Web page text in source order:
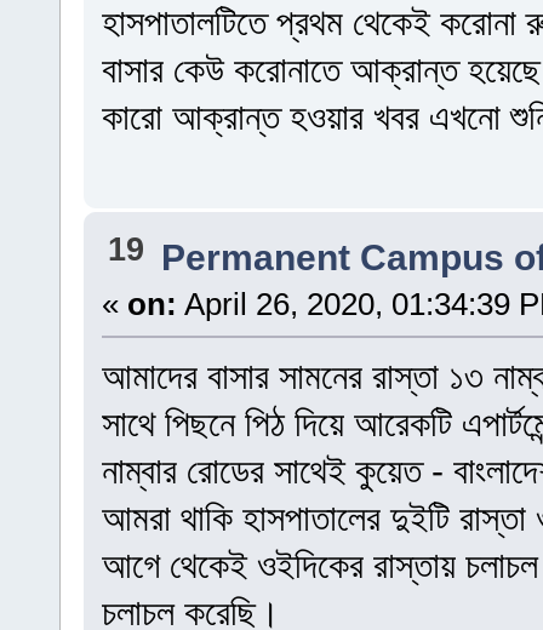
হাসপাতালটিতে প্রথম থেকেই
বাসার কেউ করোনাতে আক্রান্ত
কারো আক্রান্ত হওয়ার খবর এখনো
19 Permanent Campus
« on: April 26, 2020, 01:34:39
আমাদের বাসার সামনের রাস্তা ১৩
সাথে পিছনে পিঠ দিয়ে আরেকটি
নাম্বার রোডের সাথেই কুয়েত -
আমরা থাকি হাসপাতালের দুইটি রাস্তা
আগে থেকেই ওইদিকের রাস্তায়
চলাচল করেছি।